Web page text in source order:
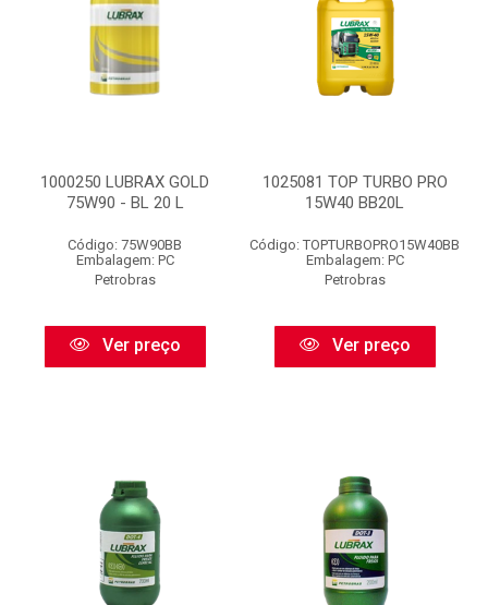
1000250 LUBRAX GOLD
75W90 - BL 20 L
Código: 75W90BB
Embalagem: PC
Petrobras
Ver preço
1025081 TOP TURBO PRO
15W40 BB20L
Código: TOPTURBOPRO15W40BB
Embalagem: PC
Petrobras
Ver preço